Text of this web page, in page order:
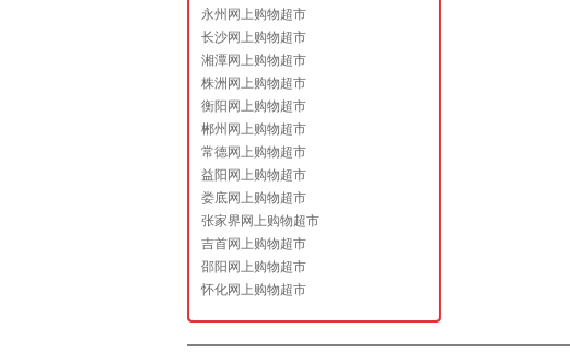
永州网上购物超市
长沙网上购物超市
湘潭网上购物超市
株洲网上购物超市
衡阳网上购物超市
郴州网上购物超市
常德网上购物超市
益阳网上购物超市
娄底网上购物超市
张家界网上购物超市
吉首网上购物超市
邵阳网上购物超市
怀化网上购物超市